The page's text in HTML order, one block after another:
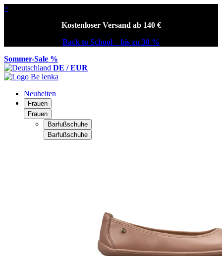
×
Kostenloser Versand ab 140 €
Back to School – bis zu 30 %
Sommer-Sale %
DE / EUR
Neuheiten
Frauen
Frauen
Barfußschuhe
Barfußschuhe